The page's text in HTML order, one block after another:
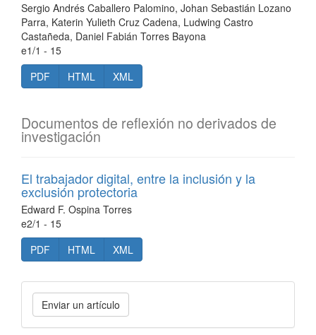
Sergio Andrés Caballero Palomino, Johan Sebastián Lozano
Parra, Katerin Yulieth Cruz Cadena, Ludwing Castro
Castañeda, Daniel Fabián Torres Bayona
e1/1 - 15
PDF
HTML XML
Documentos de reflexión no derivados de
investigación
El trabajador digital, entre la inclusión y la
exclusión protectoria
Edward F. Ospina Torres
e2/1 - 15
PDF
HTML XML
Enviar
unEnviar un artículo